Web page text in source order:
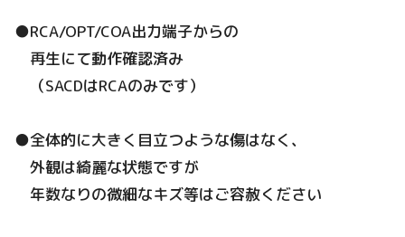
●RCA/OPT/COA出力端子からの
再生にて動作確認済み
（SACDはRCAのみです）
●全体的に大きく目立つような傷はなく、
外観は綺麗な状態ですが
年数なりの微細なキズ等はご容赦ください